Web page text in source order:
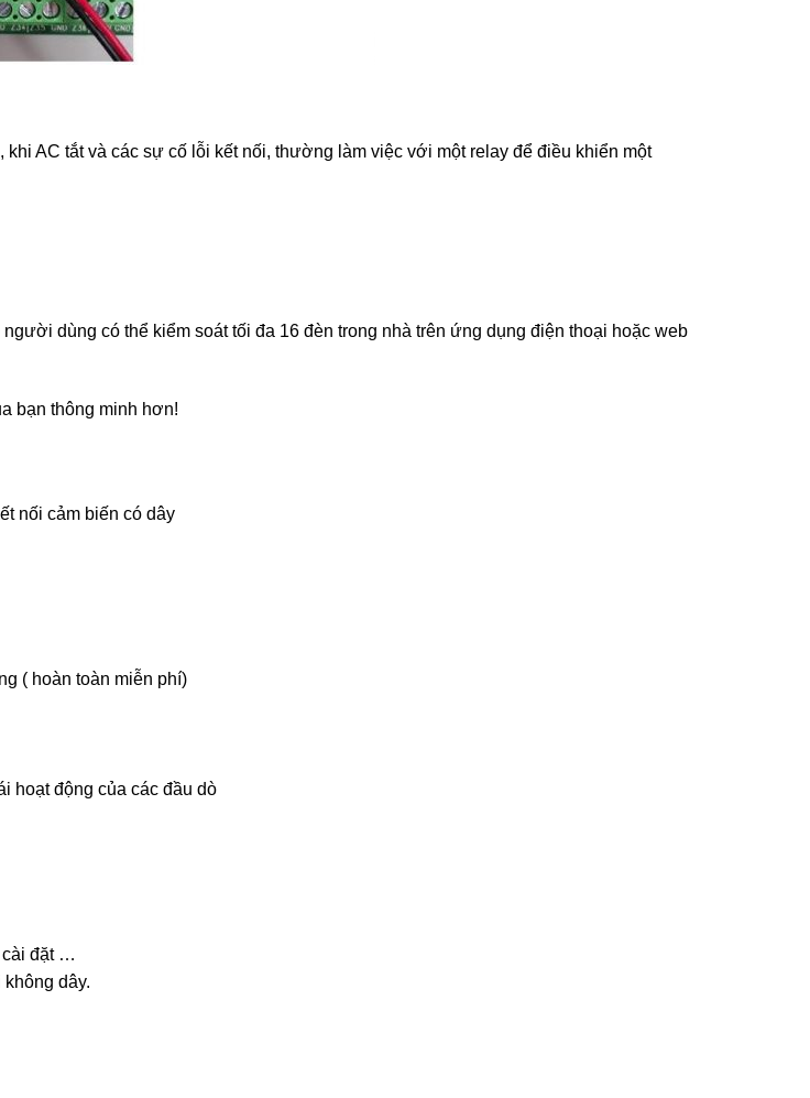
AC tắt và các sự cố lỗi kết nối, thường làm việc với một relay để điều khiển một
dùng có thể kiểm soát tối đa 16 đèn trong nhà trên ứng dụng điện thoại hoặc web
bạn thông minh hơn!
nối cảm biến có dây
( hoàn toàn miễn phí)
hoạt động của các đầu dò
cài đặt …
dây.